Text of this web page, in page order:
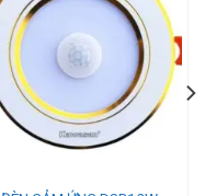
Add to wishlist